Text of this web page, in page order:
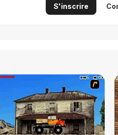
S'inscrire